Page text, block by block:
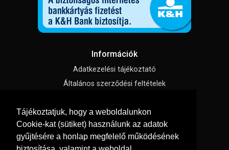
Tájékoztatjuk, hogy a weboldalunkon
Cookie-kat (sütiket) használunk az adatok
gyűjtésére a honlap megfelelő működésének
Információk
Adatkezelési tájékoztató
Általános szerződési feltételek
Süti beállítások
Menü